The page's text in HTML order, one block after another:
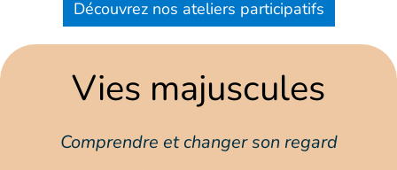
Découvrez nos ateliers participatifs
Vies majuscules
Comprendre et changer son regard